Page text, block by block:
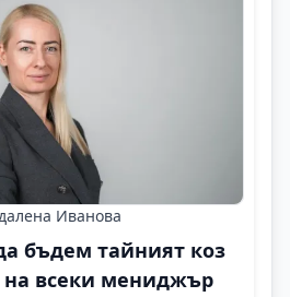
Иванова
бъдем тайният коз
всеки мениджър